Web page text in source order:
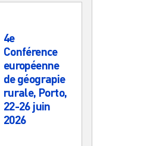
4e
Conférence
européenne
de géograpie
rurale, Porto,
22-26 juin
2026